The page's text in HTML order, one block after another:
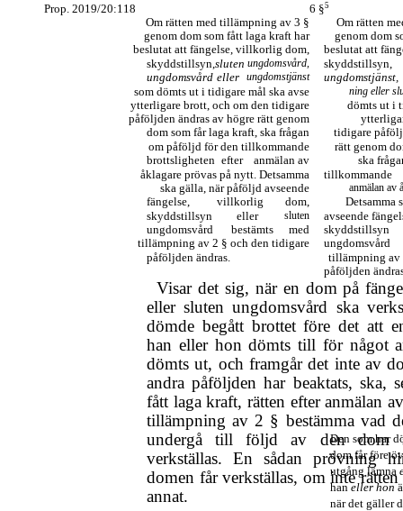
Den som har
dom får före
utgång lämna
haneller hon
när det gäller
Prop. 2019/20:118 6 §5
Om rätten med tillämpning av 3 §
Om rätten
genom dom som fått laga kraft har
genom dom
beslutat att fängelse, villkorlig dom,
beslutat att
skyddstillsyn,sluten ungdomsvård,
skyddstillsyn,
ungdomsvård eller ungdomstjänst
ungdomstjänst,
som dömts ut i tidigare mål ska avse
ning eller
ytterligare brott, och om den tidigare
dömts ut i
påföljden ändras av högre rätt genom
dom som får laga kraft, ska frågan
tidigare
om påföljd för den tillkommande
rätt genom
brottsligheten efter anmälan av
ska
åklagare prövas på nytt. Detsamma
tillkommande
ska gälla, när påföljd avseende
anmälan av
fängelse, villkorlig dom,
Detsamma
skyddstillsyn
eller sluten
avseende
ungdomsvård
bestämts med
skyddstillsyn
tillämpning av 2 § och den tidigare
ungdomsvård
påföljden ändras.
tillämpning av
påföljden
Visar det sig, när en dom på
eller sluten ungdomsvård ska
dömde begått brottet före det att
han eller hon dömts till för något
dömts ut, och framgår det inte av
andra påföljden har beaktats, ska,
fått laga kraft, rätten efter anmälan
tillämpning av 2 § bestämma vad
undergå till följd av den dom
verkställas. En sådan prövning
domen får verkställas, om inte rätten
annat.